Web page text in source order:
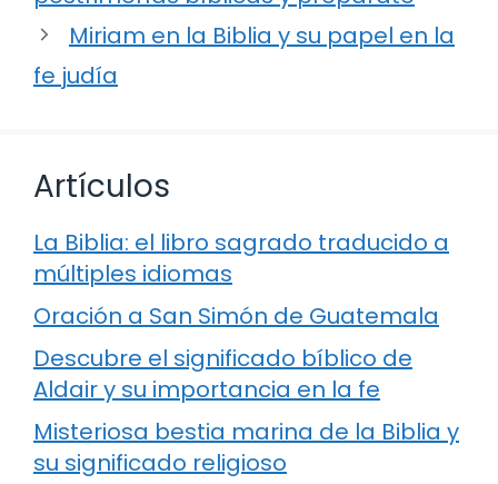
Miriam en la Biblia y su papel en la
fe judía
Artículos
La Biblia: el libro sagrado traducido a
múltiples idiomas
Oración a San Simón de Guatemala
Descubre el significado bíblico de
Aldair y su importancia en la fe
Misteriosa bestia marina de la Biblia y
su significado religioso